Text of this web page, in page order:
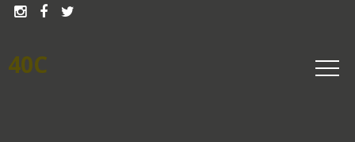
  
40C